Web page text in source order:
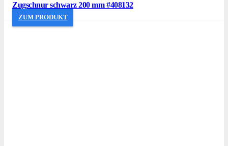
Zugschnur schwarz 200 mm #408132
ZUM PRODUKT